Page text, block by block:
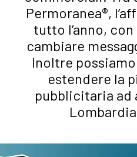
Permoranea®,
tutto l’anno,
cambiare
Inoltre
estendere la
pubblicitaria ad